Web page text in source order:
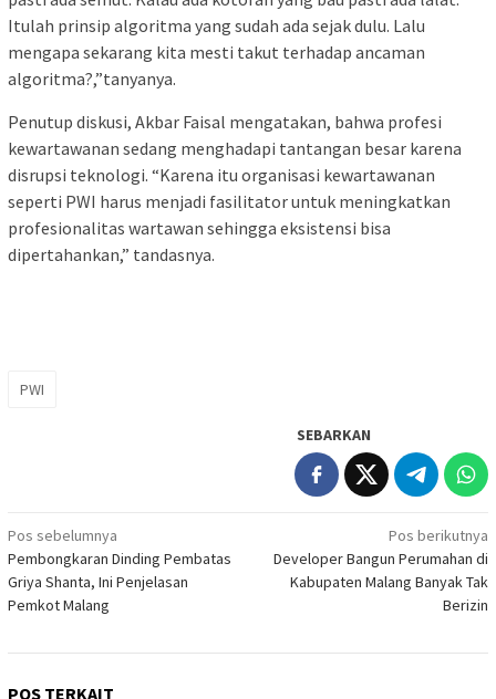
Itulah prinsip algoritma yang sudah ada sejak dulu. Lalu
mengapa sekarang kita mesti takut terhadap ancaman
algoritma?,”tanyanya.
Penutup diskusi, Akbar Faisal mengatakan, bahwa profesi
kewartawanan sedang menghadapi tantangan besar karena
disrupsi teknologi. “Karena itu organisasi kewartawanan
seperti PWI harus menjadi fasilitator untuk meningkatkan
profesionalitas wartawan sehingga eksistensi bisa
dipertahankan,” tandasnya.
PWI
SEBARKAN
Navigasi
pos
Pos sebelumnya
Pembongkaran Dinding Pembatas
Griya Shanta, Ini Penjelasan
Pemkot Malang
Pos berikutnya
Developer Bangun Perumahan di
Kabupaten Malang Banyak Tak
Berizin
POS TERKAIT